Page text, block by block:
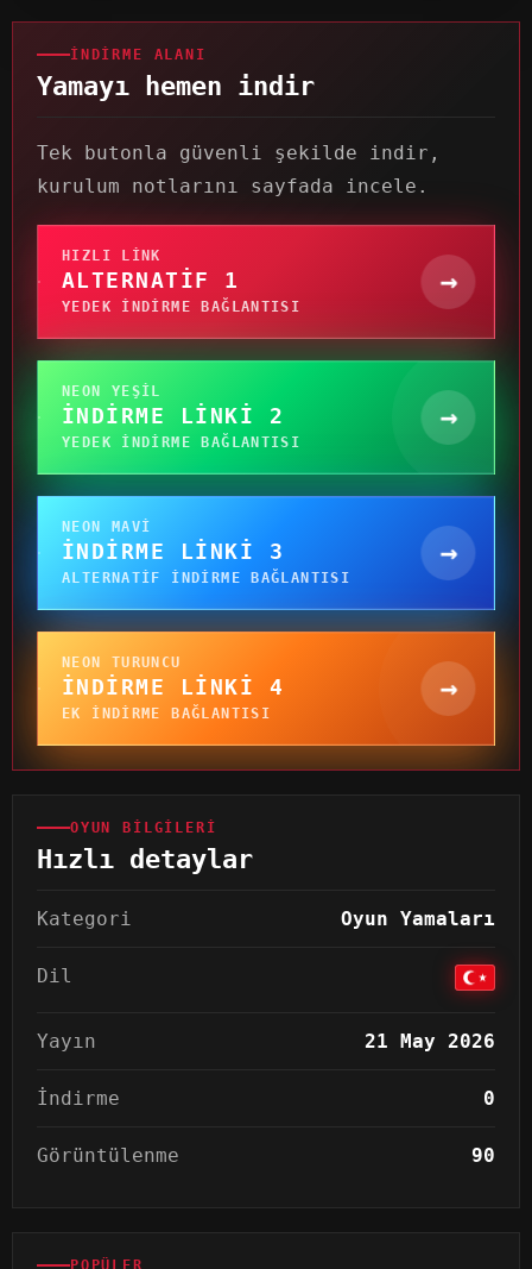
İNDIRME ALANI
Yamayı hemen indir
Tek butonla güvenli şekilde indir,
kurulum notlarını sayfada incele.
HIZLI LINK
ALTERNATIF 1
YEDEK INDIRME BAĞLANTISI
→
NEON YEŞIL
İNDIRME LINKI 2
YEDEK INDIRME BAĞLANTISI
→
NEON MAVI
İNDIRME LINKI 3
ALTERNATIF INDIRME BAĞLANTISI
→
NEON TURUNCU
İNDIRME LINKI 4
EK INDIRME BAĞLANTISI
→
OYUN BILGILERI
Hızlı detaylar
Kategori Oyun Yamaları
Dil
Yayın 21 May 2026
İndirme 0
Görüntülenme 90
POPÜLER